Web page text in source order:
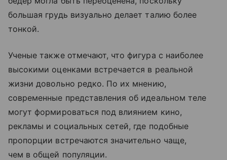
большая грудь визуально делает талию более
тонкой.
Ученые также отмечают, что фигура с наиболее
высокими оценками встречается в реальной
жизни довольно редко. По их мнению,
современные представления об идеальном теле
могут формироваться под влиянием кино,
рекламы и социальных сетей, где подобные
пропорции встречаются значительно чаще,
чем в общей популяции.